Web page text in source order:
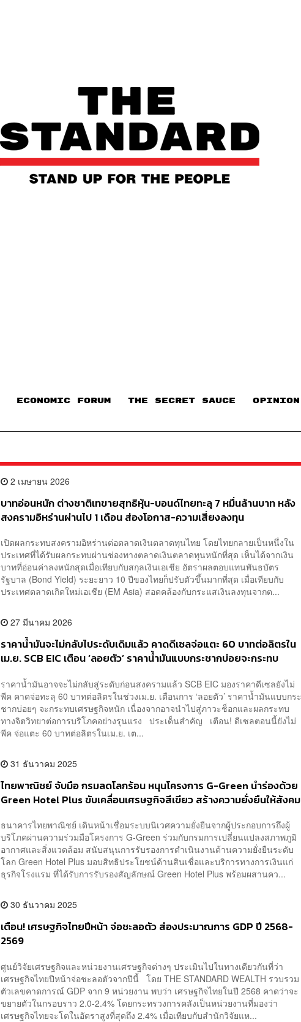
ECONOMIC FORUM THE SECRET SAUCE​ OPINION
2 เมษายน 2026
บาทอ่อนหนัก ต่างชาติเทขายสุทธิหุ้น-บอนด์ไทยทะลุ 7 หมื่นล้านบาท หลัง
สงครามอิหร่านผ่านไป 1 เดือน ส่องโอกาส-ความเสี่ยงลงทุน
เปิดผลกระทบสงครามอิหร่านต่อตลาดเงินตลาดทุนไทย โดยไทยกลายเป็นหนึ่งใน
ประเทศที่ได้รับผลกระทบผ่านช่องทางตลาดเงินตลาดทุนหนักที่สุด เห็นได้จากเงิน
บาทที่อ่อนค่าลงหนักสุดเมื่อเทียบกับสกุลเงินเอเชีย อัตราผลตอบแทนพันธบัตร
รัฐบาล (Bond Yield) ระยะยาว 10 ปีของไทยก็ปรับตัวขึ้นมากที่สุด เมื่อเทียบกับ
ประเทศตลาดเกิดใหม่เอเชีย (EM Asia) สอดคล้องกับกระแสเงินลงทุนจากต...
27 มีนาคม 2026
ราคาน้ำมันจะไม่กลับไประดับเดิมแล้ว คาดดีเซลจ่อแตะ 60 บาทต่อลิตรใน
เม.ย. SCB EIC เตือน ‘ลอยตัว’ ราคาน้ำมันแบบกระชากบ่อยจะกระทบ
ราคาน้ำมันอาจจะไม่กลับสู่ระดับก่อนสงครามแล้ว SCB EIC มองราคาดีเซลยังไม่
พีค คาดจ่อทะลุ 60 บาทต่อลิตรในช่วงเม.ย. เตือนการ ‘ลอยตัว’ ราคาน้ำมันแบบกระ
ชากบ่อยๆ จะกระทบเศรษฐกิจหนัก เนื่องจากอาจนำไปสู่ภาวะช็อกและผลกระทบ
ทางจิตวิทยาต่อการบริโภคอย่างรุนแรง ประเด็นสำคัญ เตือน! ดีเซลตอนนี้ยังไม่
พีค จ่อแตะ 60 บาทต่อลิตรในเม.ย. เต...
31 ธันวาคม 2025
ไทยพาณิชย์ จับมือ กรมลดโลกร้อน หนุนโครงการ G-Green นำร่องด้วย
Green Hotel Plus ขับเคลื่อนเศรษฐกิจสีเขียว สร้างความยั่งยืนให้สังคม
ธนาคารไทยพาณิชย์ เดินหน้าเชื่อมระบบนิเวศความยั่งยืนจากผู้ประกอบการถึงผู้
บริโภคผ่านความร่วมมือโครงการ G-Green ร่วมกับกรมการเปลี่ยนแปลงสภาพภูมิ
อากาศและสิ่งแวดล้อม สนับสนุนการรับรองการดำเนินงานด้านความยั่งยืนระดับ
โลก Green Hotel Plus มอบสิทธิประโยชน์ด้านสินเชื่อและบริการทางการเงินแก่
ธุรกิจโรงแรม ที่ได้รับการรับรองสัญลักษณ์ Green Hotel Plus พร้อมผสานคว...
30 ธันวาคม 2025
เตือน! เศรษฐกิจไทยปีหน้า จ่อชะลอตัว ส่องประมาณการ GDP ปี 2568-
2569
ศูนย์วิจัยเศรษฐกิจและหน่วยงานเศรษฐกิจต่างๆ ประเมินไปในทางเดียวกันที่ว่า
เศรษฐกิจไทยปีหน้าจ่อชะลอตัวจากปีนี้ โดย THE STANDARD WEALTH รวบรวม
ตัวเลขคาดการณ์ GDP จาก 9 หน่วยงาน พบว่า เศรษฐกิจไทยในปี 2568 คาดว่าจะ
ขยายตัวในกรอบราว 2.0-2.4% โดยกระทรวงการคลังเป็นหน่วยงานที่มองว่า
เศรษฐกิจไทยจะโตในอัตราสูงที่สุดถึง 2.4% เมื่อเทียบกับสำนักวิจัยแห...